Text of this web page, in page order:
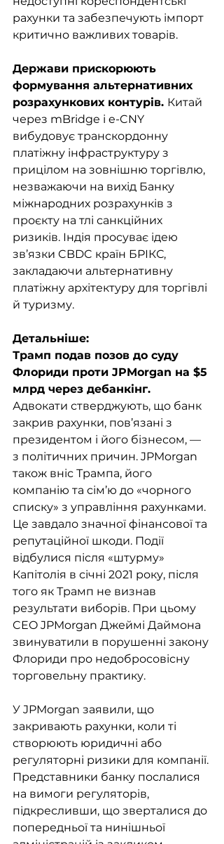
рахунки та забезпечують імпорт
критично важливих товарів.
Держави прискорюють
формування альтернативних
розрахункових контурів. Китай
через mBridge і e-CNY
вибудовує транскордонну
платіжну інфраструктуру з
прицілом на зовнішню торгівлю,
незважаючи на вихід Банку
міжнародних розрахунків з
проєкту на тлі санкційних
ризиків. Індія просуває ідею
зв’язки CBDC країн БРІКС,
закладаючи альтернативну
платіжну архітектуру для торгівлі
й туризму.
Детальніше:
Трамп подав позов до суду
Флориди проти JPMorgan на $5
млрд через дебанкінг.
Адвокати стверджують, що банк
закрив рахунки, пов’язані з
президентом і його бізнесом, —
з політичних причин. JPMorgan
також вніс Трампа, його
компанію та сім’ю до «чорного
списку» з управління рахунками.
Це завдало значної фінансової та
репутаційної шкоди. Події
відбулися після «штурму»
Капітолія в січні 2021 року, після
того як Трамп не визнав
результати виборів. При цьому
CEO JPMorgan Джеймі Даймона
звинуватили в порушенні закону
Флориди про недобросовісну
торговельну практику.
У JPMorgan заявили, що
закривають рахунки, коли ті
створюють юридичні або
регуляторні ризики для компанії.
Представники банку послалися
на вимоги регуляторів,
підкресливши, що зверталися до
попередньої та нинішньої